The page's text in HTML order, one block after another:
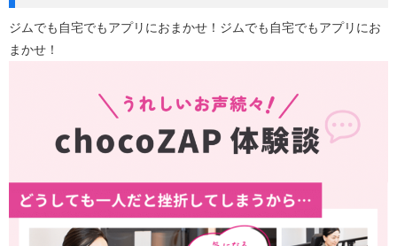
ジムでも自宅でもアプリにおまかせ！ジムでも自宅でもアプリにお
まかせ！